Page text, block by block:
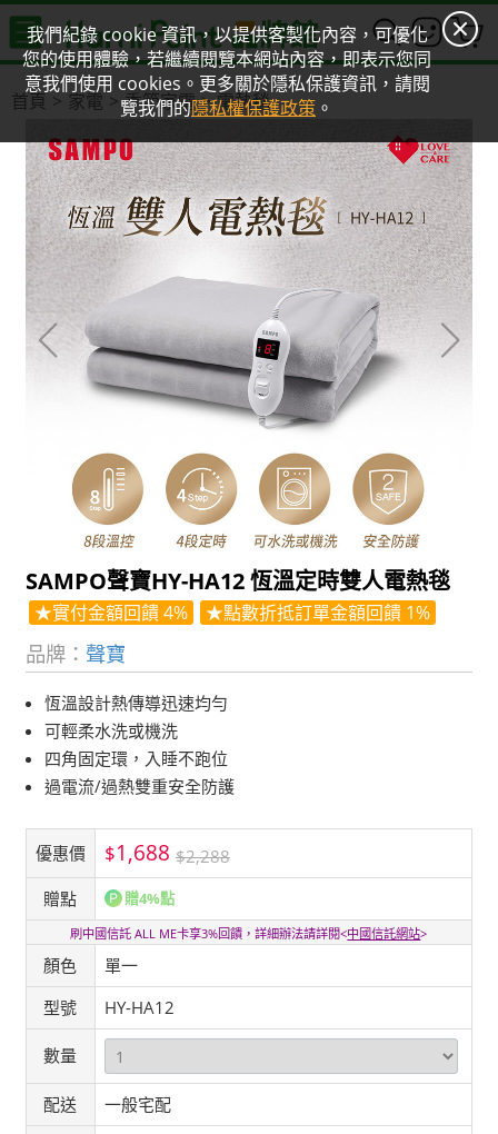
我們紀錄 cookie 資訊，以提供客製化內容，可優化
您的使用體驗，若繼續閱覽本網站內容，即表示您同
意我們使用 cookies。更多關於隱私保護資訊，請閱
覽我們的隱私權保護政策 。
首頁 家電 季節家電 電熱毯
SAMPO聲寶HY-HA12 恆溫定時雙人電熱毯
★實付金額回饋 4% ★點數折抵訂單金額回饋 1%
品牌： 聲寶
恆溫設計熱傳導迅速均勻
可輕柔水洗或機洗
四角固定環，入睡不跑位
過電流/過熱雙重安全防護
優惠價 $1,688 $2,288
贈點
贈4%點
刷中國信託 ALL ME卡享3%回饋，詳細辦法請詳閱<中國信託網站>
顏色
單一
型號
HY-HA12
數量
配送 一般宅配